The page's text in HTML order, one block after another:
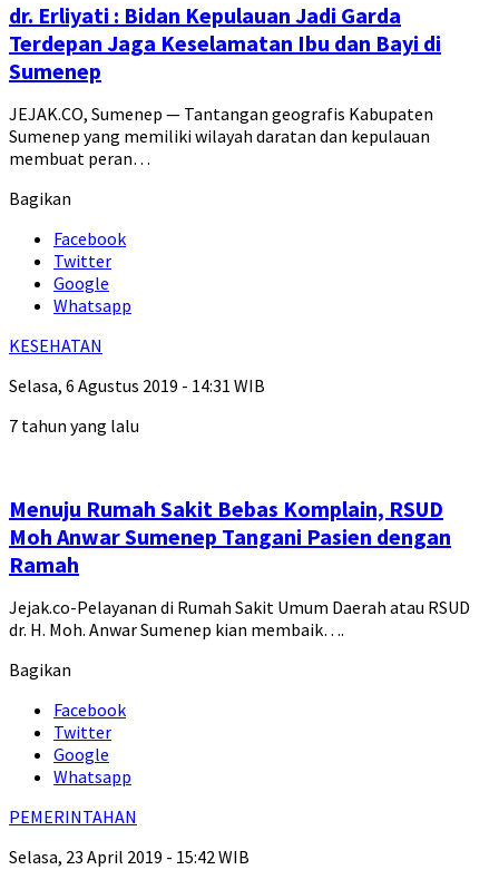
dr. Erliyati : Bidan Kepulauan Jadi Garda
Terdepan Jaga Keselamatan Ibu dan Bayi di
Sumenep
JEJAK.CO, Sumenep — Tantangan geografis Kabupaten
Sumenep yang memiliki wilayah daratan dan kepulauan
membuat peran…
Bagikan
Facebook
Twitter
Google
Whatsapp
KESEHATAN
Selasa, 6 Agustus 2019 - 14:31 WIB
7 tahun yang lalu
Menuju Rumah Sakit Bebas Komplain, RSUD
Moh Anwar Sumenep Tangani Pasien dengan
Ramah
Jejak.co-Pelayanan di Rumah Sakit Umum Daerah atau RSUD
dr. H. Moh. Anwar Sumenep kian membaik….
Bagikan
Facebook
Twitter
Google
Whatsapp
PEMERINTAHAN
Selasa, 23 April 2019 - 15:42 WIB